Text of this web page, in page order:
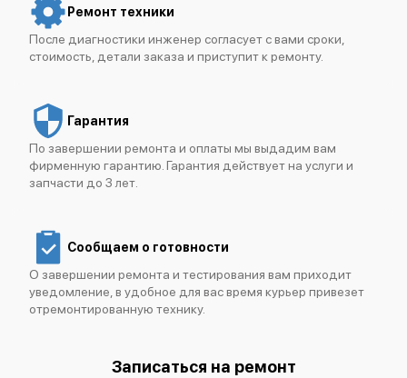
IBM FlashSystem 5300
Ремонт техники
После диагностики инженер согласует с вами сроки,
стоимость, детали заказа и приступит к ремонту.
Гарантия
По завершении ремонта и оплаты мы выдадим вам
фирменную гарантию. Гарантия действует на услуги и
запчасти до 3 лет.
Сообщаем о готовности
О завершении ремонта и тестирования вам приходит
уведомление, в удобное для вас время курьер привезет
отремонтированную технику.
Записаться на ремонт